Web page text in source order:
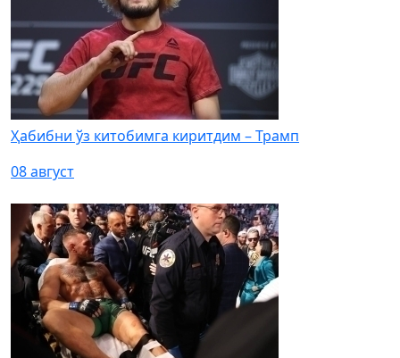
Ҳабибни ўз китобимга киритдим – Трамп
08 август